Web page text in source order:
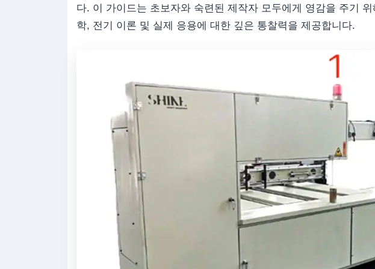
다. 이 가이드는 초보자와 숙련된 제작자 모두에게 영감을 주기
학, 전기 이론 및 실제 응용에 대한 깊은 통찰력을 제공합니다.